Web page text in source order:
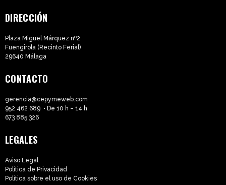
DIRECCIÓN
Plaza Miguel Márquez nº2
Fuengirola (Recinto Ferial)
29640 Málaga
CONTACTO
gerencia@cepymeweb.com
952 462 689 • De 10 h – 14 h
673 885 326
LEGALES
Aviso Legal
Política de Privacidad
Política sobre el uso de Cookies